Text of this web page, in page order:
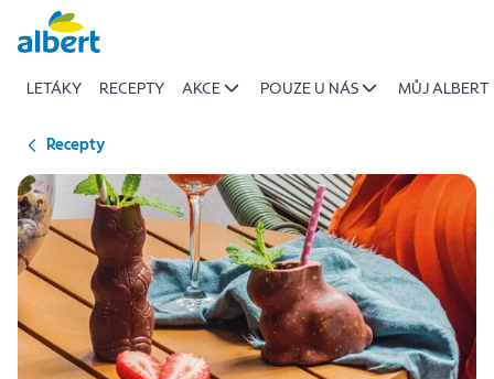
Přeskočit
LETÁKY RECEPTY AKCE POUZE U NÁS MŮJ ALBERT
Recepty